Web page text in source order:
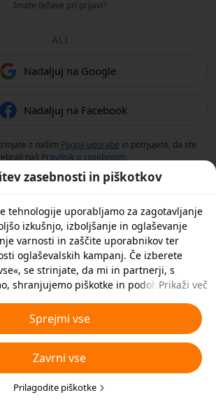
Imate težave pri prijavi?
ALI
Nadaljuj na Google
Nadaljuj na Facebook
z našim Pogoji uporabe in potrjujete, da ste
naš Pravilnik o zasebnosti.
zasebnosti in piškotkov
tehnologije uporabljamo za zagotavljanje
izkušnjo, izboljšanje in oglaševanje
varnosti in zaščite uporabnikov ter
oglaševalskih kampanj. Če izberete
se strinjate, da mi in partnerji, s
shranjujemo piškotke in podobne
spodaj ali kadar koli v nastavitvah
vse nebistvene piškotke ali izberete,
želite sprejeti ali onemogočiti. Za več
našPravilnik o piškotkih in podobnih
Prikaži več
Sprejmi vse
Zavrni vse
Prilagodite piškotke